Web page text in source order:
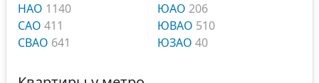
НАО 1140
САО 411
СВАО 641
ЮАО 206
ЮВАО 510
ЮЗАО 40